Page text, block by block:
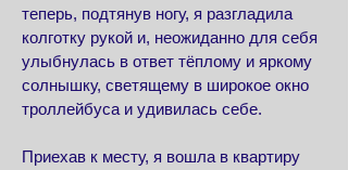
теперь, подтянув ногу, я разгладила
колготку рукой и, неожиданно для себя
улыбнулась в ответ тёплому и яркому
солнышку, светящему в широкое окно
троллейбуса и удивилась себе.
Приехав к месту, я вошла в квартиру